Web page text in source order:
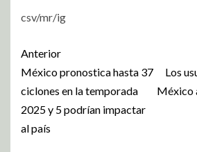
csv/mr/ig
Anterior
México pronostica hasta 37
ciclones en la temporada
2025 y 5 podrían impactar
al país
Los
México